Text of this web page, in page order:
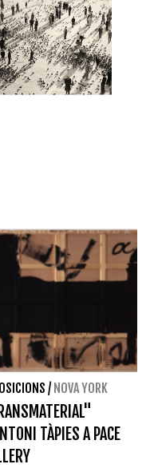
/ NOVA YORK
TÀPIES A PACE